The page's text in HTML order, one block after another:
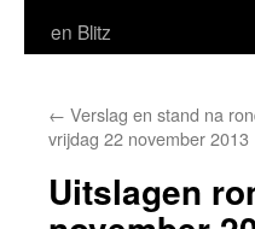
en Blitz
← Verslag en stand na
vrijdag 22 november 2013
Uitslagen